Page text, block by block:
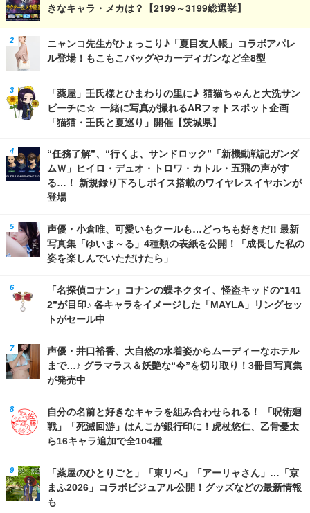
きなキャラ・メカは？【2199～3199総選挙】
ニャンコ先生がひょっこり♪「夏目友人帳」コラボアパレ
ル登場！もこもこバッグやカーディガンなど全8型
「薬屋」壬氏様とひまわりの里に♪ 猫猫ちゃんと大洗サン
ビーチに☆ 一緒に写真が撮れるARフォトスポット企画
「猫猫・壬氏と夏巡り」開催【茨城県】
“任務了解”、“行くよ、サンドロック”「新機動戦記ガンダ
ムＷ」ヒイロ・デュオ・トロワ・カトル・五飛の声がす
る…！ 新規録り下ろしボイス搭載のワイヤレスイヤホンが
登場
声優・小倉唯、可愛いもクールも…どっちも好きだ!! 最新
写真集「ゆいま～る」4種類の表紙を公開！「成長した私の
姿を楽しんでいただけたら」
「名探偵コナン」コナンの蝶ネクタイ、怪盗キッドの“141
2”が目印♪ 各キャラをイメージした「MAYLA」リングセッ
トがセール中
声優・井口裕香、大自然の水着姿からムーディーなホテル
まで…♪ グラマラス＆妖艶な“今”を切り取り！3冊目写真集
が発売中
自分の名前と好きなキャラを組み合わせられる！ 「呪術廻
戦」「死滅回游」はんこが銀行印に！虎杖悠仁、乙骨憂太
ら16キャラ追加で全104種
「薬屋のひとりごと」「東リベ」「アーリャさん」…「京
まふ2026」コラボビジュアル公開！グッズなどの最新情報
も